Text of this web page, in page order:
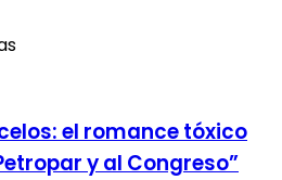
el romance tóxico
y al Congreso”